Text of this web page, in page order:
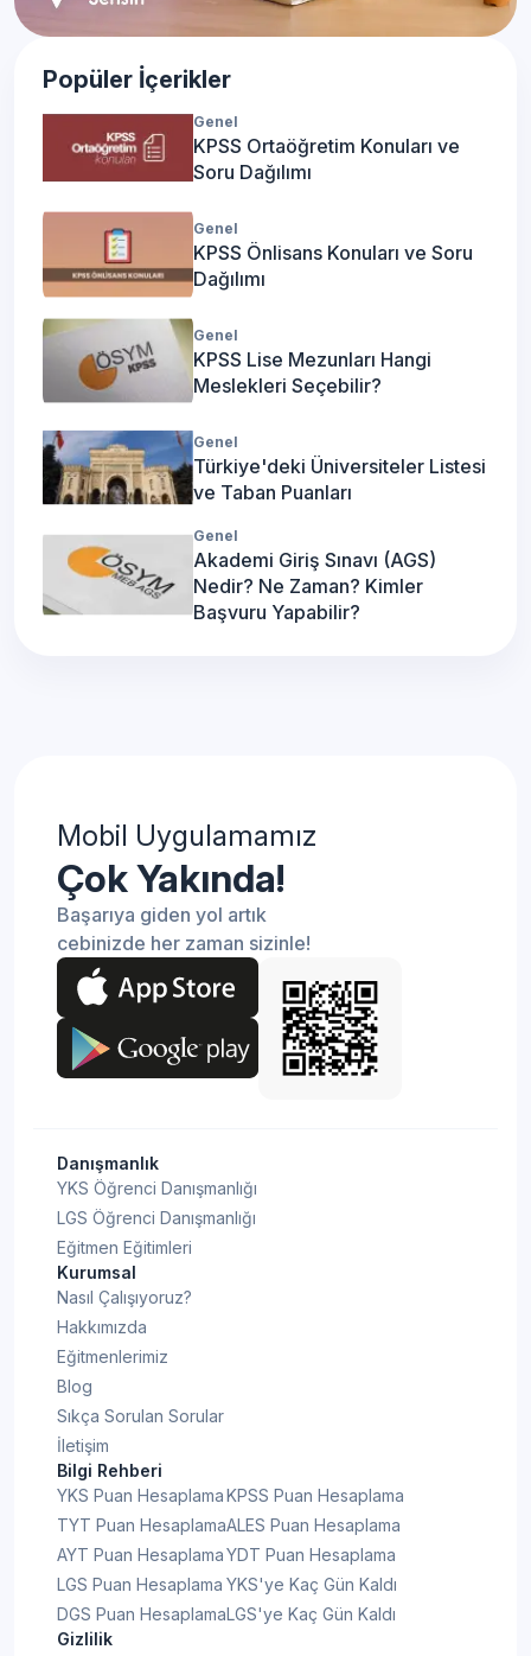
Popüler İçerikler
Genel
KPSS Ortaöğretim Konuları ve
Soru Dağılımı
Genel
KPSS Önlisans Konuları ve Soru
Dağılımı
Genel
KPSS Lise Mezunları Hangi
Meslekleri Seçebilir?
Genel
Türkiye'deki Üniversiteler Listesi
ve Taban Puanları
Genel
Akademi Giriş Sınavı (AGS)
Nedir? Ne Zaman? Kimler
Başvuru Yapabilir?
Mobil Uygulamamız
Çok Yakında!
Başarıya giden yol artık
cebinizde her zaman sizinle!
Danışmanlık
YKS Öğrenci Danışmanlığı
LGS Öğrenci Danışmanlığı
Eğitmen Eğitimleri
Kurumsal
Nasıl Çalışıyoruz?
Hakkımızda
Eğitmenlerimiz
Blog
Sıkça Sorulan Sorular
İletişim
Bilgi Rehberi
YKS Puan Hesaplama
TYT Puan Hesaplama
AYT Puan Hesaplama
LGS Puan Hesaplama
DGS Puan Hesaplama
KPSS Puan Hesaplama
ALES Puan Hesaplama
YDT Puan Hesaplama
YKS'ye Kaç Gün Kaldı
LGS'ye Kaç Gün Kaldı
Gizlilik